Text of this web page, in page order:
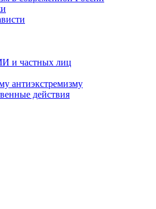
и частных лиц
антиэкстремизму
действия